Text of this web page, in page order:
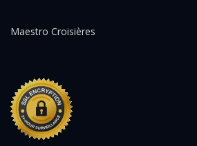
Maestro Croisières